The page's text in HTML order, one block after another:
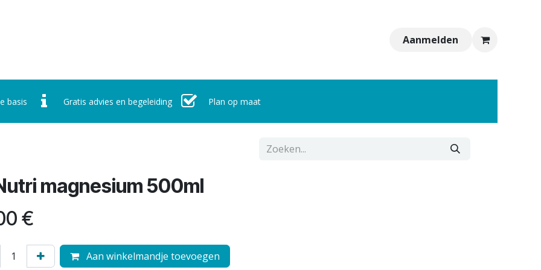
Aanmelden
basis Gratis advies en begeleiding Plan op maat
magnesium 500ml
€
Aan winkelmandje toevoegen